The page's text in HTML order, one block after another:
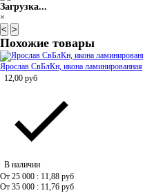
Загрузка...
×
< >
Похожие товары
Ярослав СвБлКн, икона ламинированная
12,00 руб
В наличии
От 25 000 : 11,88 руб
От 35 000 : 11,76 руб